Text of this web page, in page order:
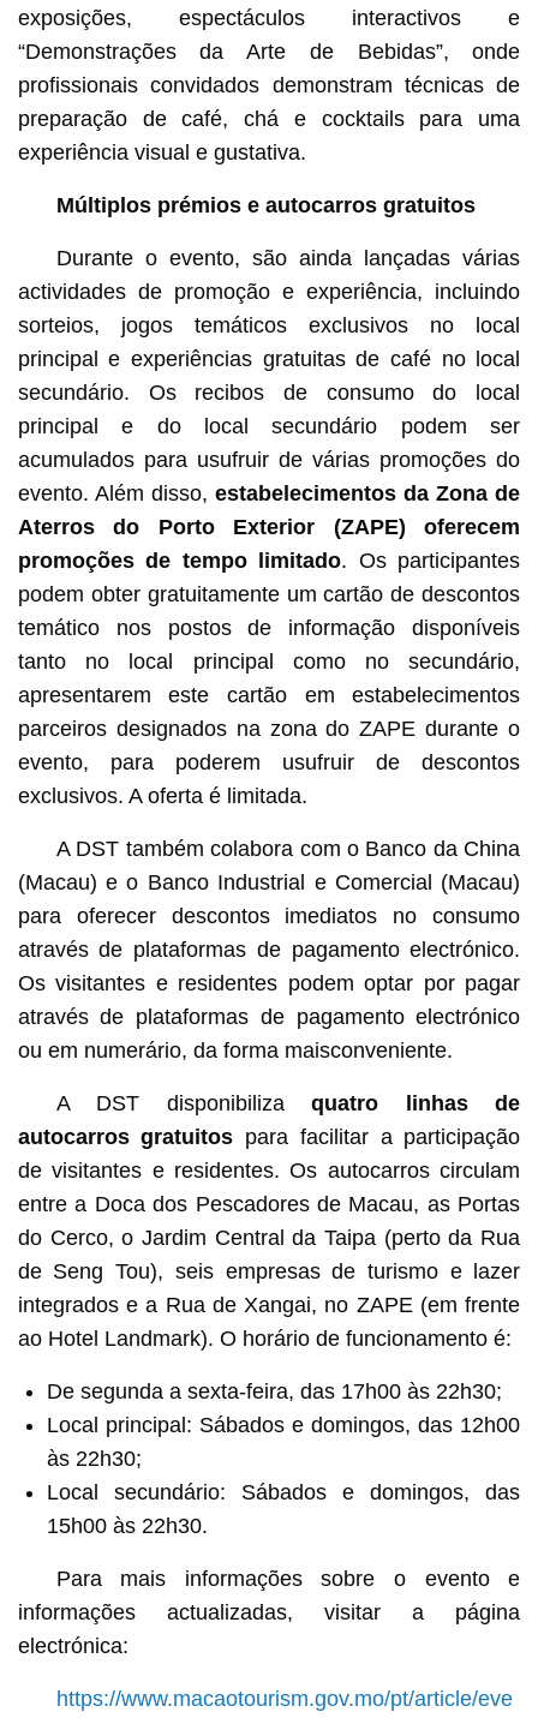
exposições, espectáculos interactivos e
“Demonstrações da Arte de Bebidas”, onde
profissionais convidados demonstram técnicas de
preparação de café, chá e cocktails para uma
experiência visual e gustativa.
Múltiplos prémios e autocarros gratuitos
Durante o evento, são ainda lançadas várias
actividades de promoção e experiência, incluindo
sorteios, jogos temáticos exclusivos no local
principal e experiências gratuitas de café no local
secundário. Os recibos de consumo do local
principal e do local secundário podem ser
acumulados para usufruir de várias promoções do
evento. Além disso, estabelecimentos da Zona de
Aterros do Porto Exterior (ZAPE) oferecem
promoções de tempo limitado. Os participantes
podem obter gratuitamente um cartão de descontos
temático nos postos de informação disponíveis
tanto no local principal como no secundário,
apresentarem este cartão em estabelecimentos
parceiros designados na zona do ZAPE durante o
evento, para poderem usufruir de descontos
exclusivos. A oferta é limitada.
A DST também colabora com o Banco da China
(Macau) e o Banco Industrial e Comercial (Macau)
para oferecer descontos imediatos no consumo
através de plataformas de pagamento electrónico.
Os visitantes e residentes podem optar por pagar
através de plataformas de pagamento electrónico
ou em numerário, da forma maisconveniente.
A DST disponibilizaquatro linhas de
autocarros gratuitos para facilitar a participação
de visitantes e residentes. Os autocarros circulam
entre a Doca dos Pescadores de Macau, as Portas
do Cerco, o Jardim Central da Taipa (perto da Rua
de Seng Tou), seis empresas de turismo e lazer
integrados e a Rua de Xangai, no ZAPE (em frente
ao Hotel Landmark). O horário de funcionamento é:
De segunda a sexta-feira, das 17h00 às 22h30;
Local principal: Sábados e domingos, das 12h00
às 22h30;
Local secundário: Sábados e domingos, das
15h00 às 22h30.
Para mais informações sobre o evento e
informações actualizadas, visitar a página
electrónica:
https://www.macaotourism.gov.mo/pt/article/eve